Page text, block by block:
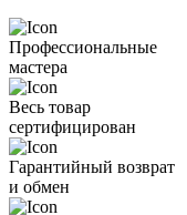
Профессиональные
мастера
Весь товар
сертифицирован
Гарантийный возврат
и обмен